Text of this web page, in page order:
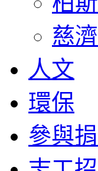
慈
人文
環保
參與